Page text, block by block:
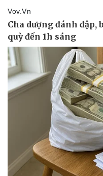
Doanh nghiệp